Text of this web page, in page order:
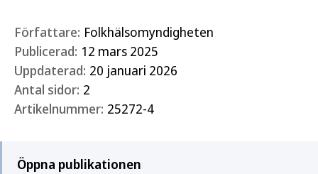
Författare: Folkhälsomyndigheten
Publicerad: 12 mars 2025
Uppdaterad: 20 januari 2026
Antal sidor: 2
Artikelnummer: 25272-4
Öppna publikationen